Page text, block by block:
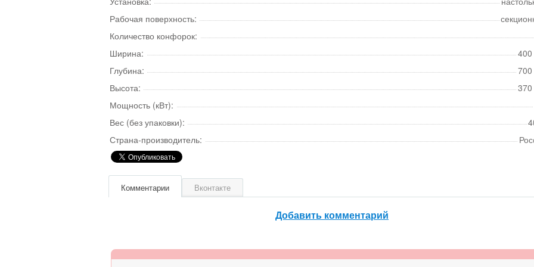
Рабочая поверхность:
Количество конфорок:
Ширина:
Глубина:
Высота:
Мощность (кВт):
Вес (без упаковки):
Страна-производитель:
Комментарии Вконтакте
Добавить комментарий